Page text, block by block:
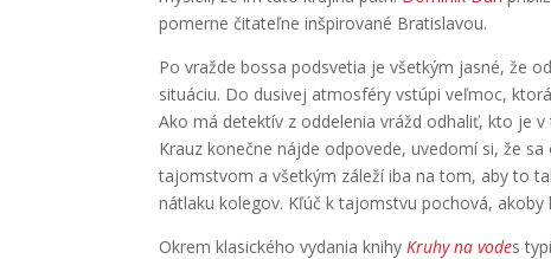
pomerne čitateľne inšpirované Bratislavou.
Po vražde bossa podsvetia je všetkým jasné, že
situáciu. Do dusivej atmosféry vstúpi veľmoc,
Ako má detektív z oddelenia vrážd odhaliť, kto je
Krauz konečne nájde odpovede, uvedomí si, že
tajomstvom a všetkým záleží iba na tom, aby to
nátlaku kolegov. Kľúč k tajomstvu pochová,
Okrem klasického vydania knihyKruhy na vodes